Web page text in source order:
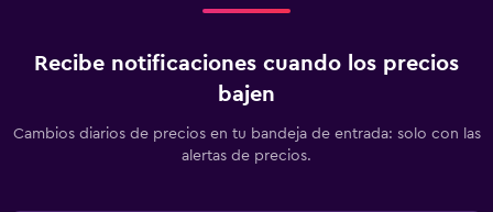
Recibe notificaciones cuando los precios
bajen
Cambios diarios de precios en tu bandeja de entrada: solo con las
alertas de precios.